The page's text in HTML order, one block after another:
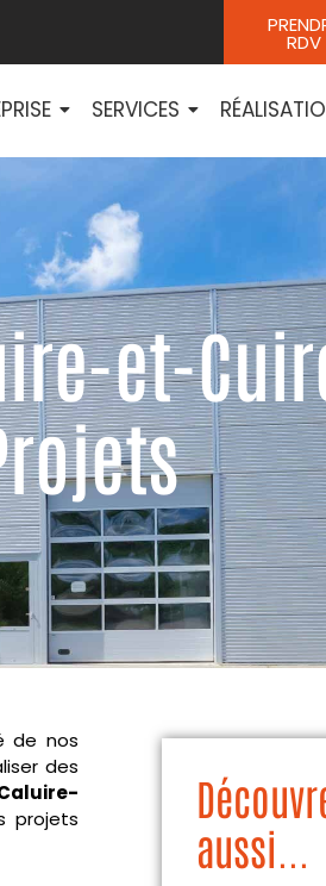
RDV
SERVICES
et-
de nos
des
projets
aussi...